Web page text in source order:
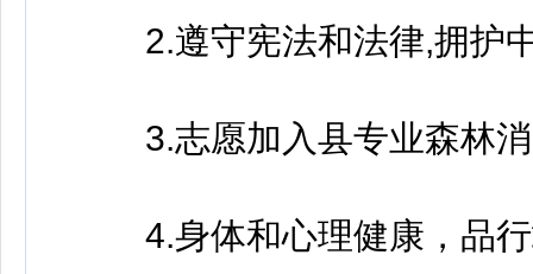
2.遵守宪法和法律,拥护中
3.志愿加入县专业森林消
4.身体和心理健康，品行